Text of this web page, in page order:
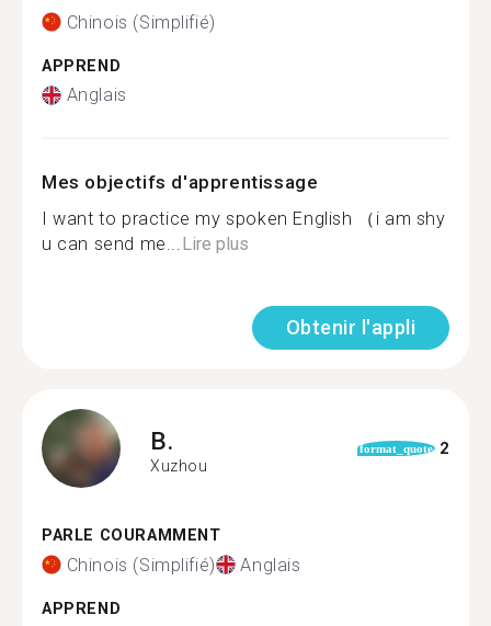
Chinois (Simplifié)
APPREND
Anglais
Mes objectifs d'apprentissage
I want to practice my spoken English （i am shy
u can send me...Lire plus
Obtenir l'appli
B.
Xuzhou
format_quote 2
PARLE COURAMMENT
Chinois (Simplifié) Anglais
APPREND